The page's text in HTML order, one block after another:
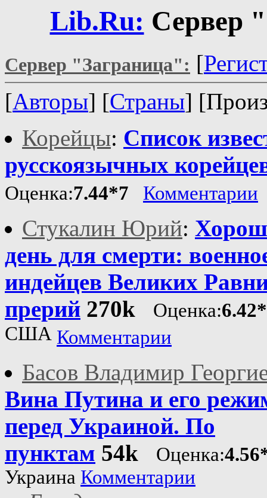
Lib.Ru: Сервер
Сервер "Заграница": [
[Авторы] [Страны]
Корейцы: Список
русскоязычных
Оценка:7.44*7 Комментарии
Стукалин Юрий:
день для смерти:
индейцев Великих
прерий 270k Оценка:
США Комментарии
Басов Владимир
Вина Путина и его
перед Украиной. По
пунктам 54k Оценка:
Украина Комментарии